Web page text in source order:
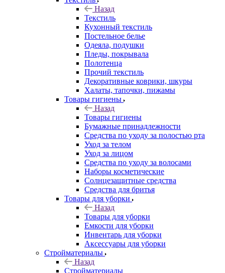
Назад
Текстиль
Кухонный текстиль
Постельное белье
Одеяла, подушки
Пледы, покрывала
Полотенца
Прочий текстиль
Декоративные коврики, шкуры
Халаты, тапочки, пижамы
Товары гигиены
Назад
Товары гигиены
Бумажные принадлежности
Средства по уходу за полостью рта
Уход за телом
Уход за лицом
Средства по уходу за волосами
Наборы косметические
Солнцезащитные средства
Средства для бритья
Товары для уборки
Назад
Товары для уборки
Емкости для уборки
Инвентарь для уборки
Аксессуары для уборки
Стройматериалы
Назад
Стройматериалы